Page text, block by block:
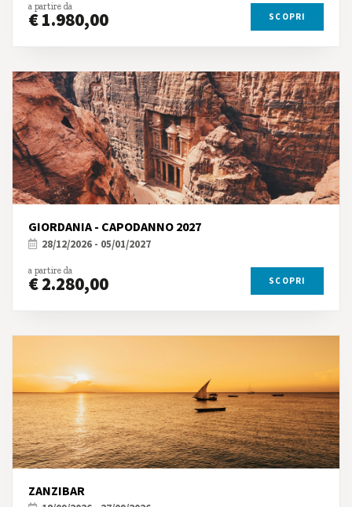
a partire da
€ 1.980,00 SCOPRI
GIORDANIA - CAPODANNO 2027
28/12/2026 - 05/01/2027
a partire da
€ 2.280,00 SCOPRI
ZANZIBAR